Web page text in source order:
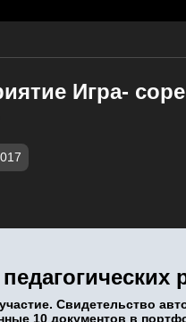
Игра-
Свидетельство
10 документов в